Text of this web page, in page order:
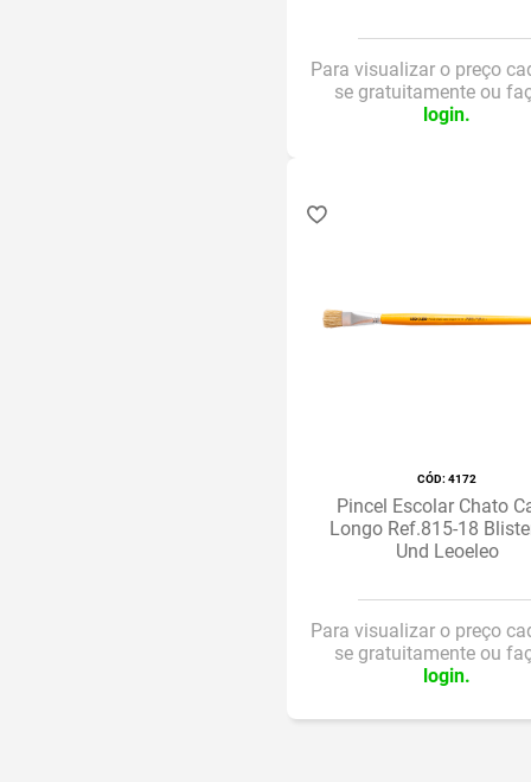
Para visualizar o preço
se gratuitamente ou
login.
:4172
Pincel Escolar Chato
Longo Ref.815-18
Und Leoeleo
Para visualizar o preço
se gratuitamente ou
login.